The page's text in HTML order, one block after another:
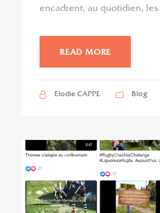
encadrent, au quotidien, les
READ MORE
Elodie CAPPE Blog